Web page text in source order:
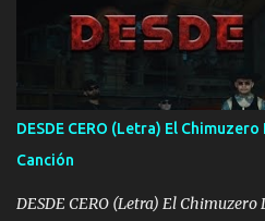
otra Música Surcando bien mi
los lados aquel que no corre vuela
Ya pasé varias hazañas ya tienen
de este León los estatales no sé
también la nueve que cargo al lado
al traicionero damos pa abajo Y No
pues hay charola les voy a dar
DESDE CERO (Letra) El
Canción
DESDE CERO (Letra) El